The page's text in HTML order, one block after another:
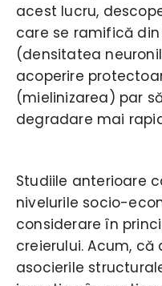
acest lucru,
care se ramifică
(densitatea
acoperire
(mielinizarea) par
degradare mai
Studiile anterioare
nivelurile socio-
considerare în
creierului. Acum,
asocierile